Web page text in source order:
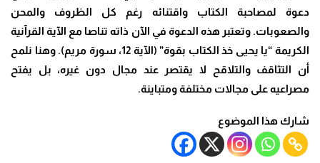
دعوة لمصاحبة الكتاب واقتنائه رغم كل الظروف والمحن
والصعوبات. وتعتبر هذه الدعوة في الآن ذاته تناصا مع الآية القرآنية
الكريمة “يا يحيى خذ الكتاب بقوة” (الآية 12، سورة مريم). وهنا نلمح
أن التثاقف والتلاقح لا يقتصر عند مجال دون غيره، بل يفتح
مصراعيه على مجالات مختلفة ومتباينة.
شارك هذا الموضوع